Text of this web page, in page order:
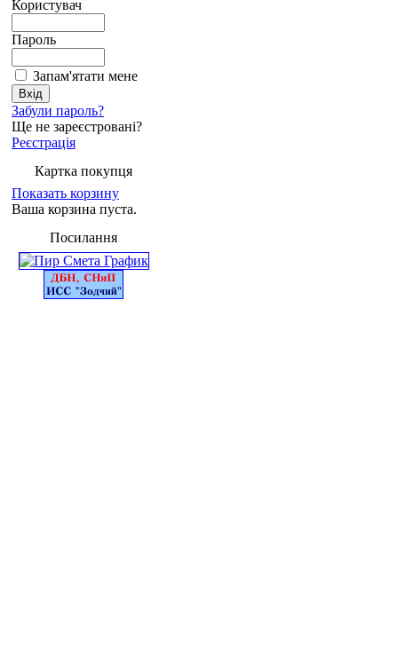
Користувач
Пароль
Запам'ятати мене
Забули пароль?
Ще не зареєстровані?
Реєстрація
Картка покупця
Показать корзину
Ваша корзина пуста.
Посилання